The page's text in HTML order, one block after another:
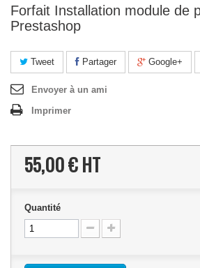
Forfait Installation module de
Prestashop
Tweet Partager Google+
Envoyer à un ami
Imprimer
55,00 €HT
Quantité